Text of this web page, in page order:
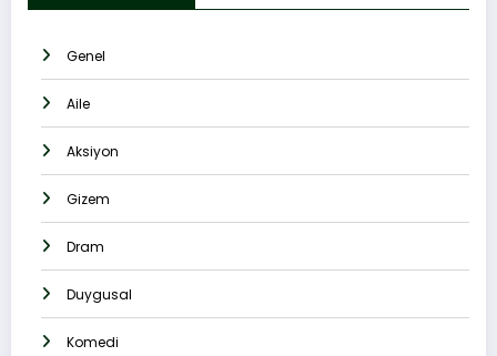
Genel
Aile
Aksiyon
Gizem
Dram
Duygusal
Komedi